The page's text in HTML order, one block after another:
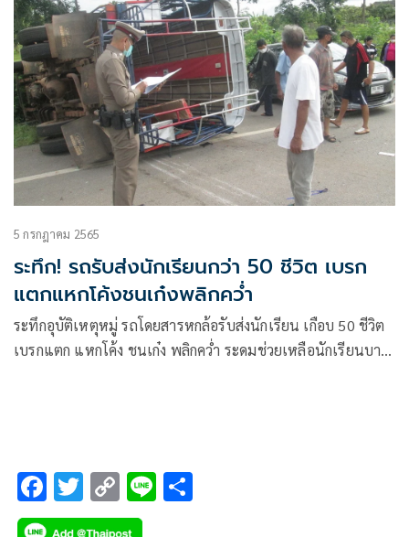
5 กรกฎาคม 2565
ระทึก! รถรับส่งนักเรียนกว่า 50 ชีวิต เบรก
แตกแหกโค้งชนเก๋งพลิกคว่ำ
ระทึกอุบัติเหตุหมู่ รถโดยสารหกล้อรับส่งนักเรียน เกือบ 50 ชีวิต
เบรกแตก แหกโค้ง ชนเก๋ง พลิกคว่ำ ระดมช่วยเหลือนักเรียนบาด
F
ac
T
wi
C
o
Li